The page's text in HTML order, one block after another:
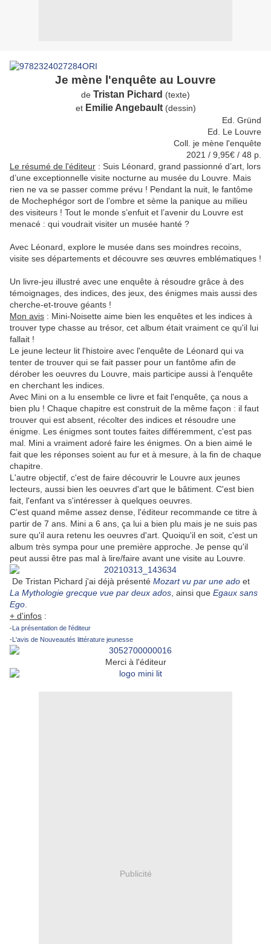
Je mène l'enquête au Louvre
de Tristan Pichard (texte)
et Emilie Angebault (dessin)
Ed. Gründ
Ed. Le Louvre
Coll. je mène l'enquête
2021 / 9,95€ / 48 p.
Le résumé de l'éditeur : Suis Léonard, grand passionné d’art, lors
d’une exceptionnelle visite nocturne au musée du Louvre. Mais
rien ne va se passer comme prévu ! Pendant la nuit, le fantôme
de Mochephégor sort de l’ombre et sème la panique au milieu
des visiteurs ! Tout le monde s’enfuit et l’avenir du Louvre est
menacé : qui voudrait visiter un musée hanté ?
Avec Léonard, explore le musée dans ses moindres recoins,
visite ses départements et découvre ses œuvres emblématiques !
Un livre-jeu illustré avec une enquête à résoudre grâce à des
témoignages, des indices, des jeux, des énigmes mais aussi des
cherche-et-trouve géants !
Mon avis : Mini-Noisette aime bien les enquêtes et les indices à
trouver type chasse au trésor, cet album était vraiment ce qu'il lui
fallait !
Le jeune lecteur lit l'histoire avec l'enquête de Léonard qui va
tenter de trouver qui se fait passer pour un fantôme afin de
dérober les oeuvres du Louvre, mais participe aussi à l'enquête
en cherchant les indices.
Avec Mini on a lu ensemble ce livre et fait l'enquête, ça nous a
bien plu ! Chaque chapitre est construit de la même façon : il faut
trouver qui est absent, récolter des indices et résoudre une
énigme. Les énigmes sont toutes faites différemment, c'est pas
mal. Mini a vraiment adoré faire les énigmes. On a bien aimé le
fait que les réponses soient au fur et à mesure, à la fin de chaque
chapitre.
L'autre objectif, c'est de faire découvrir le Louvre aux jeunes
lecteurs, aussi bien les oeuvres d'art que le bâtiment. C'est bien
fait, l'enfant va s'intéresser à quelques oeuvres.
C'est quand même assez dense, l'éditeur recommande ce titre à
partir de 7 ans. Mini a 6 ans, ça lui a bien plu mais je ne suis pas
sure qu'il aura retenu les oeuvres d'art. Quoiqu'il en soit, c'est un
album très sympa pour une première approche. Je pense qu'il
peut aussi être pas mal à lire/faire avant une visite au Louvre.
De Tristan Pichard j'ai déjà présenté Mozart vu par une ado et
La Mythologie grecque vue par deux ados , ainsi que Egaux sans
Ego
+ d'infos :
-La présentation de l'éditeur
-L'avis de Nouveautés littérature jeunesse
Merci à l'éditeur
Publicité